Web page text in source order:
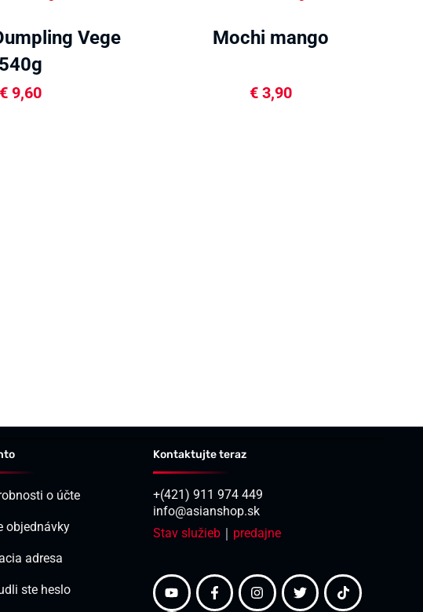
Vege
540g
€ 9,60
Mochi mango
€3,90
o účte
objednávky
adresa
ste heslo
Kontaktujte teraz
+(421) 911 974 449
info@asianshop.sk
Stav služieb｜ predajne